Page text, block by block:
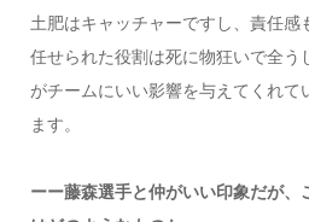
土肥はキャッチャーですし、責任感
任せられた役割は死に物狂いで全う
がチームにいい影響を与えてくれて
ます。
ーー藤森選手と仲がいい印象だが、